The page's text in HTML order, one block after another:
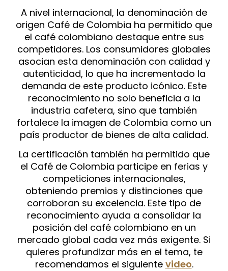
A nivel internacional, la denominación de
origen Café de Colombia ha permitido que
el café colombiano destaque entre sus
competidores. Los consumidores globales
asocian esta denominación con calidad y
autenticidad, lo que ha incrementado la
demanda de este producto icónico. Este
reconocimiento no solo beneficia a la
industria cafetera, sino que también
fortalece la imagen de Colombia como un
país productor de bienes de alta calidad.
La certificación también ha permitido que
el Café de Colombia participe en ferias y
competiciones internacionales,
obteniendo premios y distinciones que
corroboran su excelencia. Este tipo de
reconocimiento ayuda a consolidar la
posición del café colombiano en un
mercado global cada vez más exigente. Si
quieres profundizar más en el tema, te
recomendamos el siguiente video.